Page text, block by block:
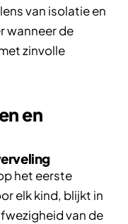
van isolatie en
wanneer de
zinvolle
en
het eerste
elk kind, blijkt in
van de